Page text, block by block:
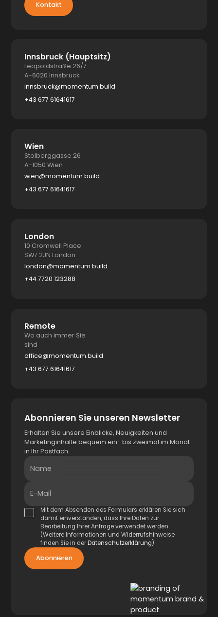
Kontakt
Innsbruck (Hauptsitz)
Leopoldstraße 26/7
A-6020 Innsbruck
innsbruck@momentum.build
+43 677 61641617
Wien
Stolberggasse 26
A-1050 Wien
wien@momentum.build
+43 677 61641617
London
10 Cromwell Place
SW7 2JN London
london@momentum.build
+44 7720 123288
Remote
Wo auch immer Sie
sind
office@momentum.build
+43 677 61641617
Abonnieren Sie unseren Newsletter
Erhalten Sie unsere Einblicke, Neuigkeiten und
Marketinginhalte bequem ein- bis zweimal im Monat
in Ihr Postfach.
Name
E-Mail
Mit dem Absenden des Formulars erklären Sie sich
damit einverstanden, dass Ihre Daten zur
Bearbeitung Ihrer Anfrage verwendet werden.
(Weitere Informationen und Widerrufshinweise
finden Sie in derDatenschutzerklärung).